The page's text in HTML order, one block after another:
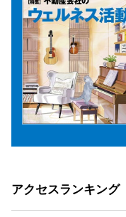
アクセスランキング